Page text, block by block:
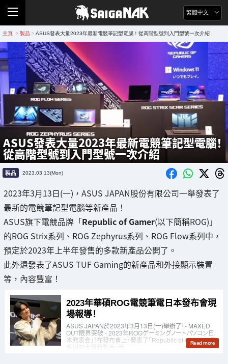
繁體中文
主頁 > 製品 > ASUS發表大量2023年最新電競筆記型電腦！從高階型號到入門型號一次介紹
ASUS發表大量2023年最新電競筆記型電腦！
從高階型號到入門型號一次介紹
製品 2023.03.13(Mon)
2023年3月13日(一)，ASUS JAPAN股份有限公司一舉發表了
最新的電競筆記型電腦等新產品！
ASUS旗下電競品牌「Republic of Gamer(以下簡稱ROG)」
的ROG Strix系列、ROG Zephyrus系列、ROG Flow系列中，
預定於2023年上半年發售的多款新產品公開了。
此外還發表了ASUS TUF Gaming的新產品和外接顯示裝置
等，內容豐富！